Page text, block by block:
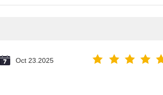
Oct 23.2025